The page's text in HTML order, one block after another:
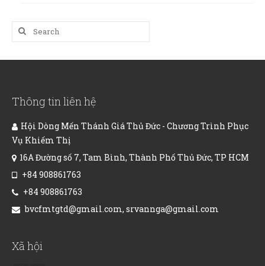
Search
for:
Thông tin liên hệ
Hội Dòng Mến Thánh Giá Thủ Đức - Chương Trình Phục
Vụ Khiếm Thị
16A Đường số 7, Tam Bình, Thành Phố Thủ Đức, TP HCM
+84 908861763
+84 908861763
bvcfmtgtd@gmail.com, srvannga@gmail.com
Xã hội